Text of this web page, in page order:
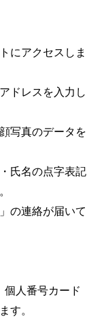
にアクセスしま
ドレスを入力し
写真のデータを
氏名の点字表記
の連絡が届いて
個人番号カード
す。